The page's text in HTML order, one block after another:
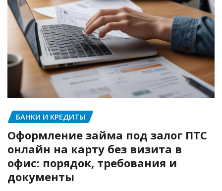
БАНКИ И КРЕДИТЫ
Оформление займа под залог ПТС
онлайн на карту без визита в
офис: порядок, требования и
документы